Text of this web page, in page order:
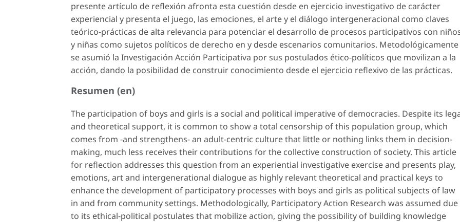
presente artículo de reflexión afronta esta cuestión desde en ejercicio investigativo de carácter
experiencial y presenta el juego, las emociones, el arte y el diálogo intergeneracional como claves
teórico-prácticas de alta relevancia para potenciar el desarrollo de procesos participativos con
y niñas como sujetos políticos de derecho en y desde escenarios comunitarios. Metodológicamente
se asumió la Investigación Acción Participativa por sus postulados ético-políticos que movilizan a la
acción, dando la posibilidad de construir conocimiento desde el ejercicio reflexivo de las prácticas.
Resumen (en)
The participation of boys and girls is a social and political imperative of democracies. Despite its
and theoretical support, it is common to show a total censorship of this population group, which
comes from -and strengthens- an adult-centric culture that little or nothing links them in decision-
making, much less receives their contributions for the collective construction of society. This article
for reflection addresses this question from an experiential investigative exercise and presents play,
emotions, art and intergenerational dialogue as highly relevant theoretical and practical keys to
enhance the development of participatory processes with boys and girls as political subjects of law
in and from community settings. Methodologically, Participatory Action Research was assumed due
to its ethical-political postulates that mobilize action, giving the possibility of building knowledge